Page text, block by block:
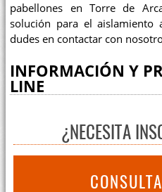
pabellones en Torre de
solución para el aislamiento
dudes en contactar con
INFORMACIÓN Y
LINE
¿NECESITA